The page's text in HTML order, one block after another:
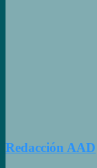
Redacción AAD